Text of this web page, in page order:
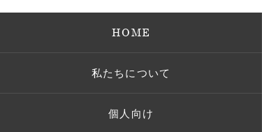
HOME
私たちについて
個人向け